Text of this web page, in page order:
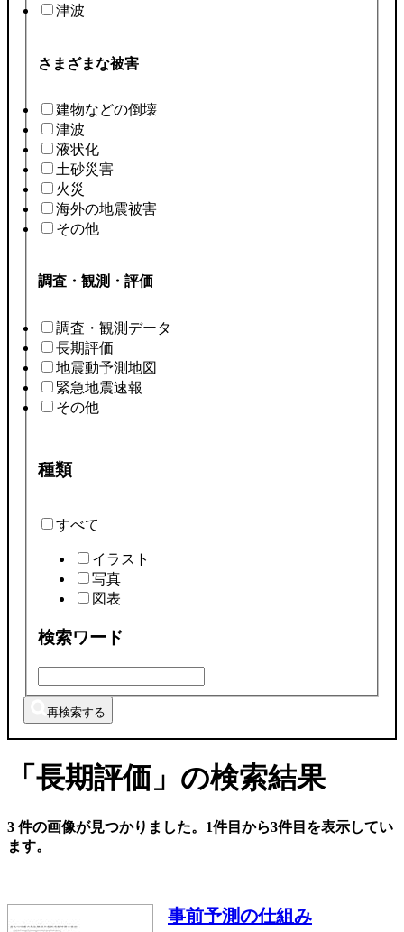
津波
さまざまな被害
建物などの倒壊
津波
液状化
土砂災害
火災
海外の地震被害
その他
調査・観測・評価
調査・観測データ
長期評価
地震動予測地図
緊急地震速報
その他
種類
すべて
イラスト
写真
図表
検索ワード
再検索する
「長期評価」の検索結果
3 件の画像が見つかりました。1件目から3件目を表示してい
ます。
事前予測の仕組み